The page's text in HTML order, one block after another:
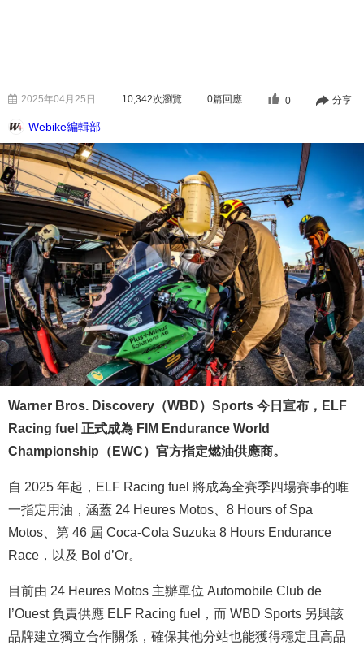
2025年04月25日 10,342次瀏覽 0篇回應 0 分享
Webike編輯部
Warner Bros. Discovery（WBD）Sports 今日宣布，ELF
Racing fuel 正式成為 FIM Endurance World
Championship（EWC）官方指定燃油供應商。
自 2025 年起，ELF Racing fuel 將成為全賽季四場賽事的唯
一指定用油，涵蓋 24 Heures Motos、8 Hours of Spa
Motos、第 46 屆 Coca-Cola Suzuka 8 Hours Endurance
Race，以及 Bol d’Or。
目前由 24 Heures Motos 主辦單位 Automobile Club de
l’Ouest 負責供應 ELF Racing fuel，而 WBD Sports 另與該
品牌建立獨立合作關係，確保其他分站也能獲得穩定且高品